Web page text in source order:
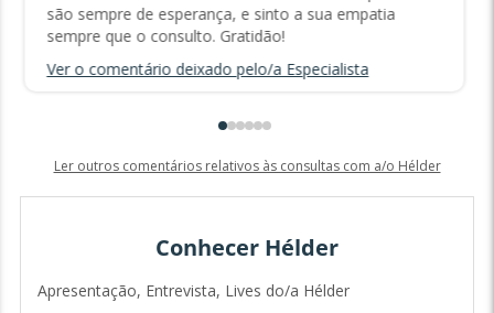
são sempre de esperança, e sinto a sua empatia
sempre que o consulto. Gratidão!
Ver o comentário deixado pelo/a Especialista
Ler outros comentários relativos às consultas com a/o Hélder
Conhecer Hélder
Apresentação, Entrevista, Lives do/a Hélder